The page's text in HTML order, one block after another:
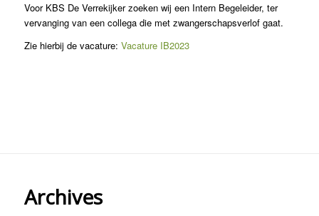
Voor KBS De Verrekijker zoeken wij een Intern Begeleider, ter
vervanging van een collega die met zwangerschapsverlof gaat.
Zie hierbij de vacature: Vacature IB2023
Archives